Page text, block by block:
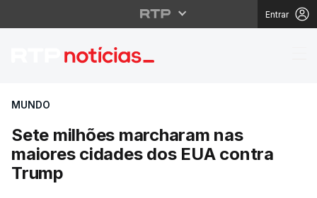
Entrar
Sete milhões
MUNDO
Sete milhões marcharam nas
maiores cidades dos EUA contra
Trump